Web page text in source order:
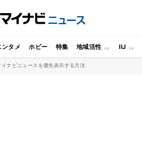
ンタメ ホビー 特集 地域活性 IIJ
ナビニュースを優先表示する方法